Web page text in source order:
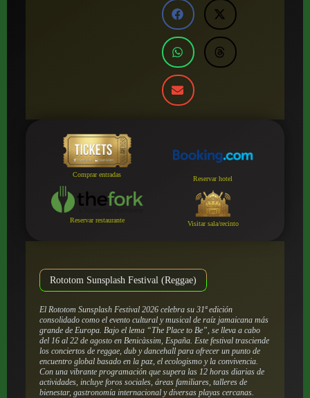
Comprar entradas
Reservar hotel
Reservar restaurante Visitar sala/recinto
Rototom Sunsplash Festival (Reggae)
El Rototom Sunsplash Festival 2026 celebra su 31ª edición
consolidado como el evento cultural y musical de raíz jamaicana más
grande de Europa. Bajo el lema “The Place to Be”, se lleva a cabo
del 16 al 22 de agosto en Benicàssim, España. Este festival trasciende
los conciertos de reggae, dub y dancehall para ofrecer un punto de
encuentro global basado en la paz, el ecologismo y la convivencia.
Con una vibrante programación que supera las 12 horas diarias de
actividades, incluye foros sociales, áreas familiares, talleres de
bienestar, gastronomía internacional y diversas playas cercanas.